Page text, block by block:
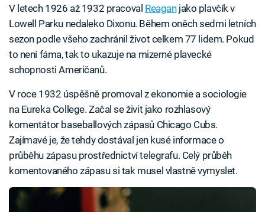
V letech 1926 až 1932 pracoval Reaganjako plavčík v
Lowell Parku nedaleko Dixonu. Během oněch sedmi letních
sezon podle všeho zachránil život celkem 77 lidem. Pokud
to není fáma, tak to ukazuje na mizerné plavecké
schopnosti Američanů.
V roce 1932 úspěšně promoval z ekonomie a sociologie
na Eureka College. Začal se živit jako rozhlasový
komentátor baseballových zápasů Chicago Cubs.
Zajímavé je, že tehdy dostával jen kusé informace o
průběhu zápasu prostřednictví telegrafu. Celý průběh
komentovaného zápasu si tak musel vlastně vymyslet.